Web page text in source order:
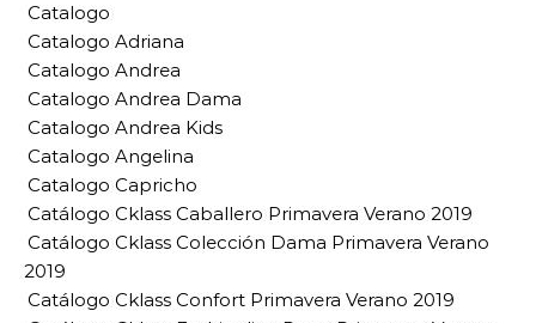
Catalogo
Catalogo Adriana
Catalogo Andrea
Catalogo Andrea Dama
Catalogo Andrea Kids
Catalogo Angelina
Catalogo Capricho
Catálogo Cklass Caballero Primavera Verano 2019
Catálogo Cklass Colección Dama Primavera Verano
2019
Catálogo Cklass Confort Primavera Verano 2019